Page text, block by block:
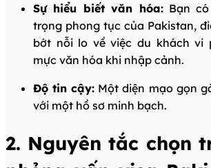
Sự hiểu biết văn hóa:Bạn có
trọng phong tục của Pakistan,
bớt nỗi lo về việc du khách vi
mực văn hóa khi nhập cảnh.
Độ tin cậy: Một diện mạo gọn
với một hồ sơ minh bạch.
2. Nguyên tắc chọn